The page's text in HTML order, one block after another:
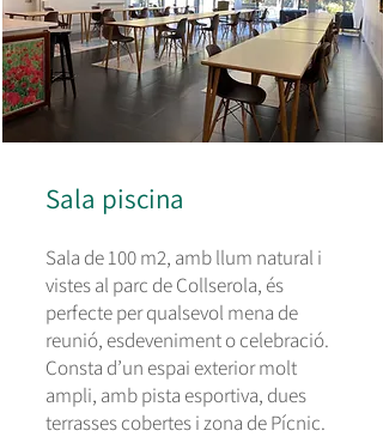
Sala piscina
Sala de 100 m2, amb llum natural i
vistes al parc de Collserola, és
perfecte per qualsevol mena de
reunió, esdeveniment o celebració.
Consta d’un espai exterior molt
ampli, amb pista esportiva, dues
terrasses cobertes i zona de Pícnic.